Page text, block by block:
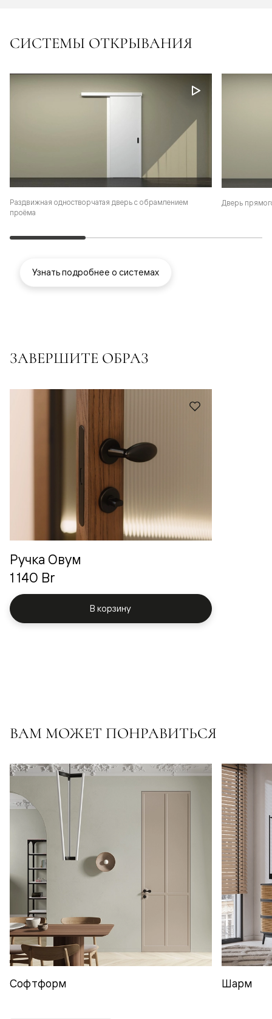
СИСТЕМЫ ОТКРЫВАНИЯ
Раздвижная одностворчатая дверь с обрамлением
проёма
Дверь
Узнать подробнее о системах
ЗАВЕРШИТЕ ОБРАЗ
Ручка Овум
1 140 Br
В корзину
ВАМ МОЖЕТ ПОНРАВИТЬСЯ
Софтформ Шарм